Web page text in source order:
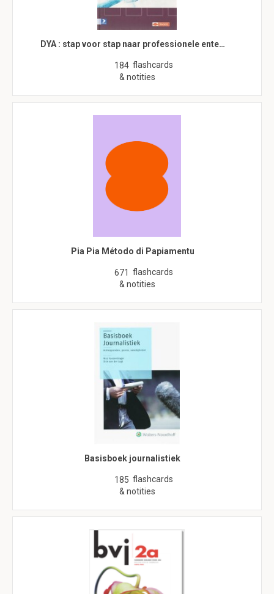
DYA : stap voor stap naar professionele ente…
184 flashcards
& notities
Pia Pia Método di Papiamentu
671 flashcards
& notities
Basisboek journalistiek
185 flashcards
& notities